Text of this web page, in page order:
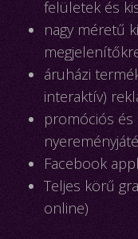
felületek és
nagy méretű
áruházi
interaktív)
promóciós és
Facebook
Teljes körű
online)